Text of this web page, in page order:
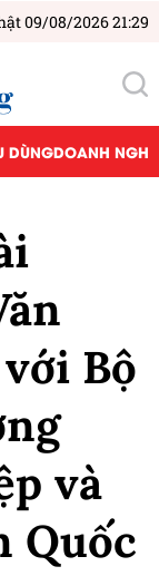
09/08/2026 21:29
DÙNGDOANH
Bộ
và
Quốc